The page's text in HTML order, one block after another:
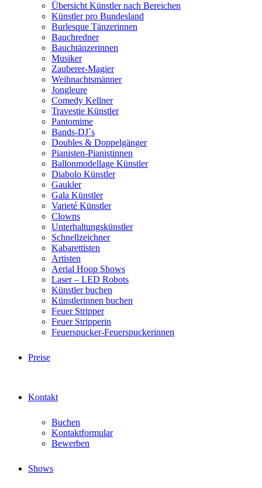
Übersicht Künstler nach Bereichen
Künstler pro Bundesland
Burlesque Tänzerinnen
Bauchredner
Bauchtänzerinnen
Musiker
Zauberer-Magier
Weihnachtsmänner
Jongleure
Comedy Kellner
Travestie Künstler
Pantomime
Bands-DJ´s
Doubles & Doppelgänger
Pianisten-Pianistinnen
Ballonmodellage Künstler
Diabolo Künstler
Gaukler
Gala Künstler
Varieté Künstler
Clowns
Unterhaltungskünstler
Schnellzeichner
Kabarettisten
Artisten
Aerial Hoop Shows
Laser – LED Robots
Künstler buchen
Künstlerinnen buchen
Feuer Stripper
Feuer Stripperin
Feuerspucker-Feuerspuckerinnen
Preise
Kontakt
Buchen
Kontaktformular
Bewerben
Shows